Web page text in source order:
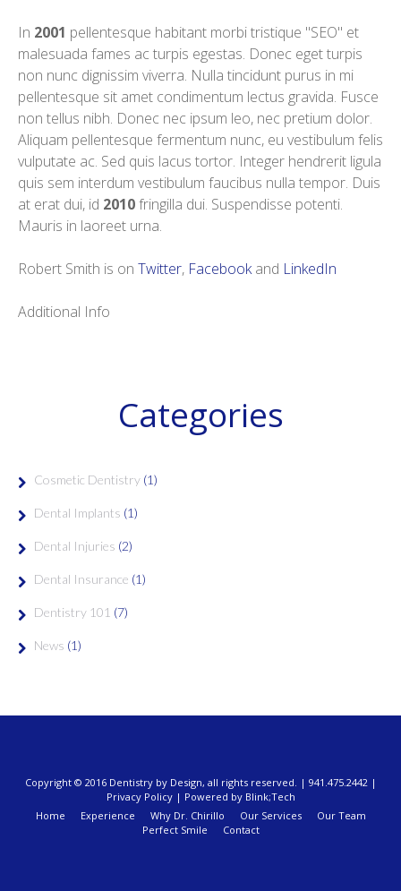
In 2001 pellentesque habitant morbi tristique "SEO" et
malesuada fames ac turpis egestas. Donec eget turpis
non nunc dignissim viverra. Nulla tincidunt purus in mi
pellentesque sit amet condimentum lectus gravida. Fusce
non tellus nibh. Donec nec ipsum leo, nec pretium dolor.
Aliquam pellentesque fermentum nunc, eu vestibulum felis
vulputate ac. Sed quis lacus tortor. Integer hendrerit ligula
quis sem interdum vestibulum faucibus nulla tempor. Duis
at erat dui, id 2010fringilla dui. Suspendisse potenti.
Mauris in laoreet urna.
Robert Smith is on Twitter, Facebookand LinkedIn
Additional Info
Categories
Cosmetic Dentistry (1)
Dental Implants (1)
Dental Injuries (2)
Dental Insurance (1)
Dentistry 101 (7)
News (1)
Copyright © 2016 Dentistry by Design, all rights reserved. | 941.475.2442 |
Privacy Policy| Powered by Blink;Tech
Home
Experience Why Dr. Chirillo Our Services
Our Team
Perfect Smile
Contact